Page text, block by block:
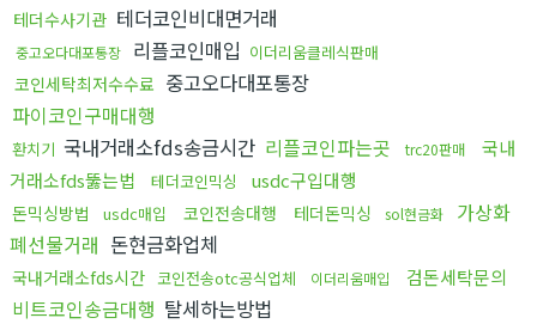
테더수사기관 테더코인비대면거래
중고오다대포통장 리플코인매입 이더리움클레식판매
코인세탁최저수수료 중고오다대포통장
파이코인구매대행
환치기 국내거래소fds송금시간 리플코인파는곳 trc20판매
국내
거래소fds뚫는법
테더코인믹싱 usdc구입대행
돈믹싱방법 usdc매입 코인전송대행 테더돈믹싱 sol현금화
가상화
폐선물거래 돈현금화업체
국내거래소fds시간 코인전송otc공식업체 이더리움매입 검돈세탁문의
비트코인송금대행 탈세하는방법